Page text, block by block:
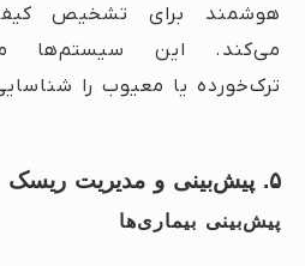
هوشمند برای تشخیص
می‌کند. این سیستم‌ها
ترک‌خورده یا معیوب را
۵. پیش‌بینی و مدیریت ریسک
پیش‌بینی بیماری‌ها